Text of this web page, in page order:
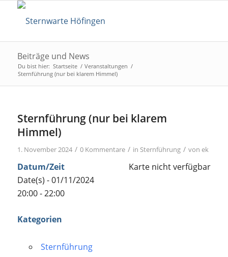
Beiträge und News
Du bist hier: Startseite / Veranstaltungen /
Sternführung (nur bei klarem Himmel)
Sternführung (nur bei klarem
Himmel)
1. November 2024 / 0 Kommentare / in Sternführung / von ek
Karte nicht verfügbar
Datum/Zeit
Date(s) - 01/11/2024
20:00 - 22:00
Kategorien
Sternführung